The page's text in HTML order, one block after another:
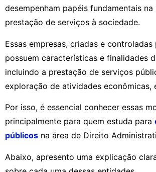
desempenham papéis fundamentais na
prestação de serviços à sociedade.
Essas empresas, criadas e controladas
possuem características e finalidades
incluindo a prestação de serviços
exploração de atividades econômicas,
Por isso, é essencial conhecer essas
principalmente para quem estuda para
públicos na área de Direito
Abaixo, apresento uma explicação